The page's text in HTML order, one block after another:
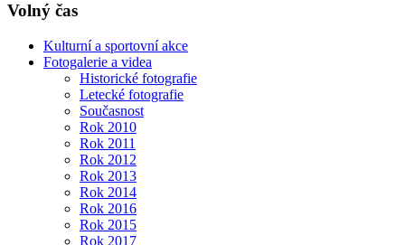
Volný čas
Kulturní a sportovní akce
Fotogalerie a videa
Historické fotografie
Letecké fotografie
Současnost
Rok 2010
Rok 2011
Rok 2012
Rok 2013
Rok 2014
Rok 2016
Rok 2015
Rok 2017